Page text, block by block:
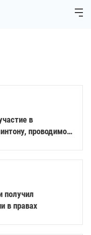
в
проводимом
получил
в правах